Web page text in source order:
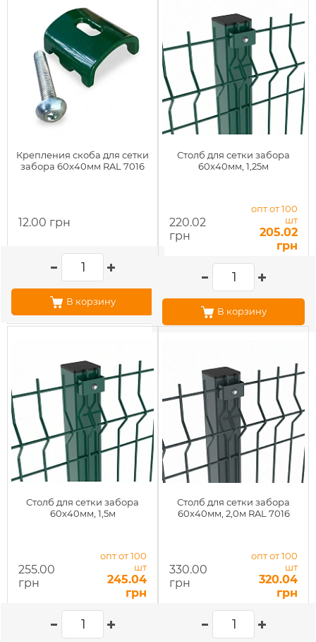
Крепления скоба для сетки
забора 60x40мм RAL 7016
12.00 грн
В корзину
Столб для сетки забора
60x40мм, 1,25м
220.02
грн
опт от 100
шт
205.02
грн
В корзину
Столб для сетки забора
60x40мм, 1,5м
255.00
грн
опт от 100
шт
245.04
грн
Столб для сетки забора
60x40мм, 2,0м RAL 7016
330.00
грн
опт от 100
шт
320.04
грн